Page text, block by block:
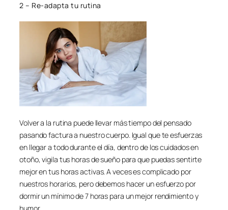
2 – Re-adapta tu rutina
Volver a la rutina puede llevar más tiempo del pensado
pasando factura a nuestro cuerpo. Igual que te esfuerzas
en llegar a todo durante el día, dentro de los cuidados en
otoño, vigila tus horas de sueño para que puedas sentirte
mejor en tus horas activas. A veces es complicado por
nuestros horarios, pero debemos hacer un esfuerzo por
dormir un mínimo de 7 horas para un mejor rendimiento y